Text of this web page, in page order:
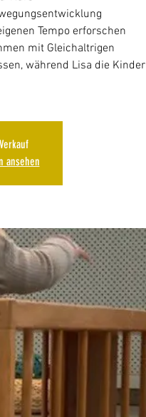
Tempo erforschen
mit Gleichaltrigen
während Lisa die Kinder
ansehen